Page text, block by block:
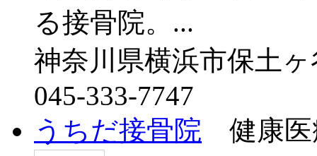
る接骨院。...
神奈川県横浜市保土
045-333-7747
うちだ接骨院 健康医